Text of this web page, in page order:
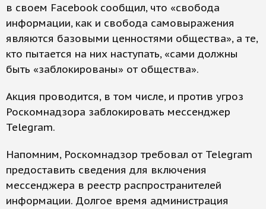
в своем Facebook сообщил, что «свобода
информации, как и свобода самовыражения
являются базовыми ценностями общества», а те,
кто пытается на них наступать, «сами должны
быть «заблокированы» от общества».
Акция проводится, в том числе, и против угроз
Роскомнадзора заблокировать мессенджер
Telegram.
Напомним, Роскомнадзор требовал от Telegram
предоставить сведения для включения
мессенджера в реестр распространителей
информации. Долгое время администрация